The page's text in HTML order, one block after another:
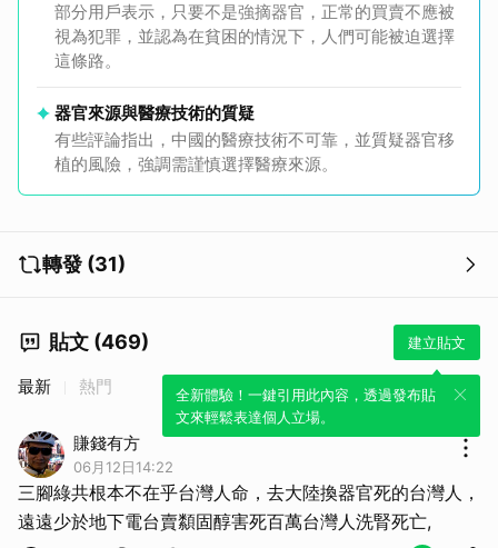
部分用戶表示，只要不是強摘器官，正常的買賣不應被
視為犯罪，並認為在貧困的情況下，人們可能被迫選擇
這條路。
器官來源與醫療技術的質疑
有些評論指出，中國的醫療技術不可靠，並質疑器官移
植的風險，強調需謹慎選擇醫療來源。
轉發 (31)
貼文 (469) 建立貼文
全新體驗！一鍵引用此內容，透過發布貼
文來輕鬆表達個人立場。
最新 熱門
賺錢有方
06月12日14:22
三腳綠共根本不在乎台灣人命，去大陸換器官死的台灣人，
遠遠少於地下電台賣纇固醇害死百萬台灣人洗腎死亡,